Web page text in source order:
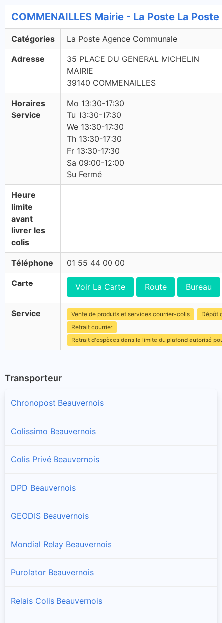
COMMENAILLES Mairie - La Poste La
Catégories La Poste Agence Communale
Adresse
35 PLACE DU GENERAL MICHELIN
MAIRIE
39140 COMMENAILLES
Horaires
Service
Mo 13:30-17:30
Tu 13:30-17:30
We 13:30-17:30
Th 13:30-17:30
Fr 13:30-17:30
Sa 09:00-12:00
Su Fermé
Heure
limite
avant
livrer les
colis
Téléphone 01 55 44 00 00
Carte Voir La Carte Route Bureau
Service Vente de produits et services courrier-colis
Dépôt
Retrait courrier
Retrait d'espèces dans la limite du plafond autorisé
Transporteur
Chronopost Beauvernois
Colissimo Beauvernois
Colis Privé Beauvernois
DPD Beauvernois
GEODIS Beauvernois
Mondial Relay Beauvernois
Purolator Beauvernois
Relais Colis Beauvernois